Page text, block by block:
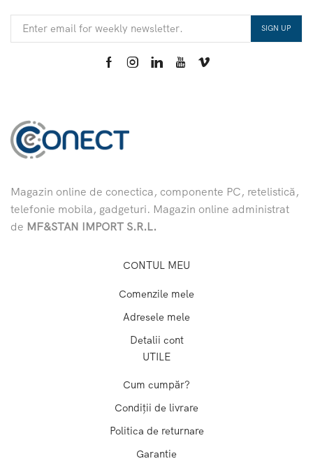
Magazin online de conectica, componente PC, retelistică,
telefonie mobila, gadgeturi. Magazin online administrat
de MF&STAN IMPORT S.R.L.
CONTUL MEU
Comenzile mele
Adresele mele
Detalii cont
UTILE
Cum cumpăr?
Condiții de livrare
Politica de returnare
Garantie